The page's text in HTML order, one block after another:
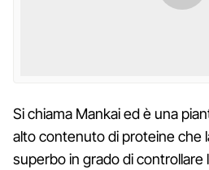
Si chiama Mankai ed è una
alto contenuto di proteine che
superbo in grado di controllare